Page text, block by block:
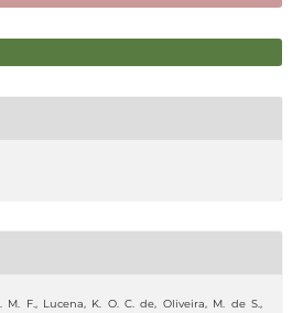
M. F., Lucena, K. O. C. de, Oliveira, M. de S.,